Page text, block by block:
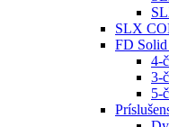
SLX
FD Solid
4-
3-
5-